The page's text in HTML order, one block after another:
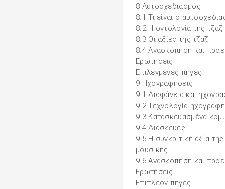
8 Αυτοσχεδιασμός
8.1 Τι είναι ο
8.2 Η οντολογία της τζαζ
8.3 Οι αξίες της τζαζ
8.4 Ανασκόπηση και
Ερωτήσεις
Επιλεγμένες πηγές
9 Ηχογραφήσεις
9.1 Διαφάνεια και
9.2 Τεχνολογία
9.3 Κατασκευασμένα
9.4 Διασκευές
9.5 Η συγκριτική αξία
μουσικής
9.6 Ανασκόπηση και
Ερωτήσεις
Επιπλέον πηγές